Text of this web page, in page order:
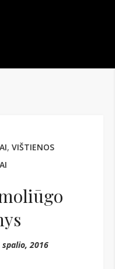
, VIŠTIENOS
spalio, 2016